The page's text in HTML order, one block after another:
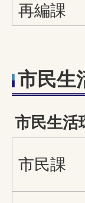
再編課
市民生
市民生活
市民課